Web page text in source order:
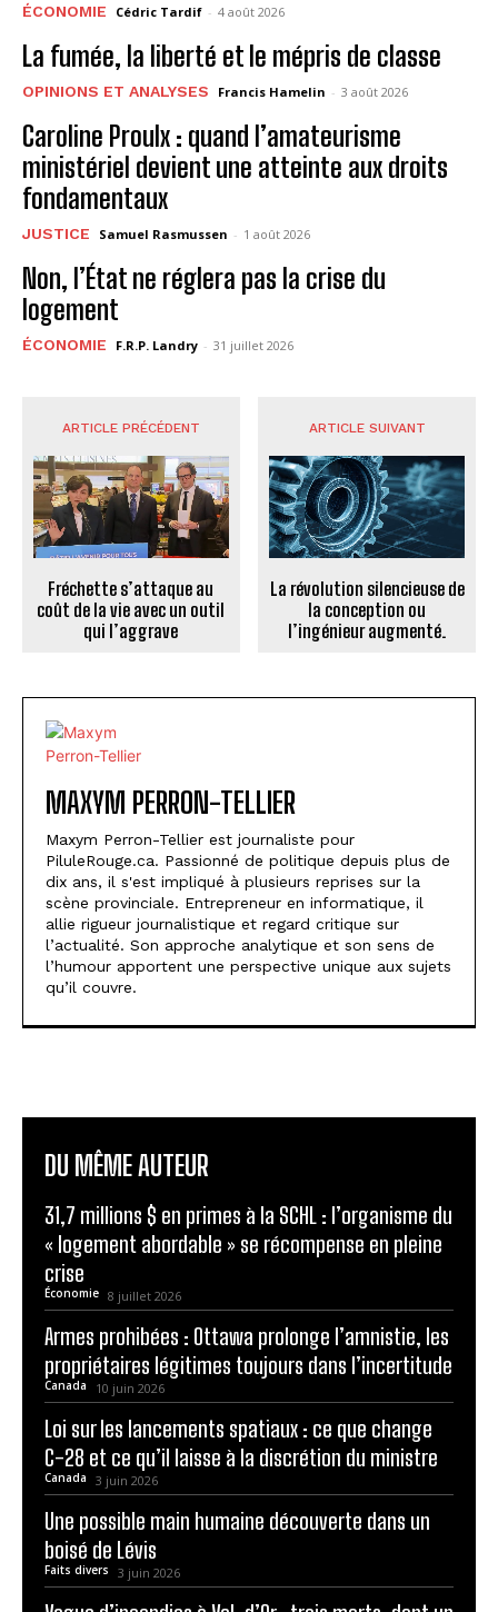
ÉCONOMIE Cédric Tardif - 4 août 2026
La fumée, la liberté et le mépris de classe
OPINIONS ET ANALYSES Francis Hamelin - 3 août 2026
Caroline Proulx : quand l’amateurisme
ministériel devient une atteinte aux droits
fondamentaux
JUSTICE Samuel Rasmussen - 1 août 2026
Non, l’État ne réglera pas la crise du
logement
ÉCONOMIE F.R.P. Landry - 31 juillet 2026
ARTICLE PRÉCÉDENT
Fréchette s’attaque au
coût de la vie avec un outil
qui l’aggrave
ARTICLE SUIVANT
La révolution silencieuse de
la conception ou
l’ingénieur augmenté.
MAXYM PERRON-TELLIER
Maxym Perron-Tellier est journaliste pour
PiluleRouge.ca. Passionné de politique depuis plus de
dix ans, il s'est impliqué à plusieurs reprises sur la
scène provinciale. Entrepreneur en informatique, il
allie rigueur journalistique et regard critique sur
l’actualité. Son approche analytique et son sens de
l’humour apportent une perspective unique aux sujets
qu’il couvre.
DU MÊME AUTEUR
31,7 millions $ en primes à la SCHL : l’organisme du
« logement abordable » se récompense en pleine
crise
Économie 8 juillet 2026
Armes prohibées : Ottawa prolonge l’amnistie, les
propriétaires légitimes toujours dans l’incertitude
Canada 10 juin 2026
Loi sur les lancements spatiaux : ce que change
C-28 et ce qu’il laisse à la discrétion du ministre
Canada 3 juin 2026
Une possible main humaine découverte dans un
boisé de Lévis
Faits divers 3 juin 2026